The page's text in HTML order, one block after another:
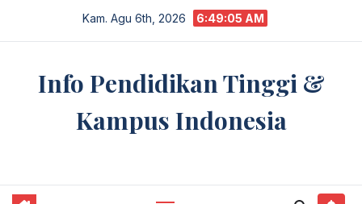
Kam. Agu 6th, 2026 6:49:06 AM
Info Pendidikan Tinggi &
Kampus Indonesia